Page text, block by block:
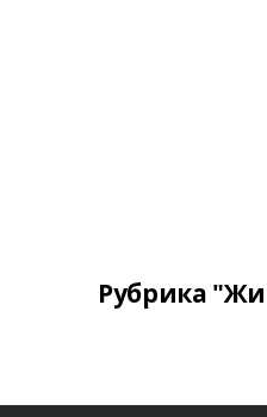
Рубрика